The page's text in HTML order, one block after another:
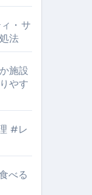
・サ
法
施設
やす
#レ
べる